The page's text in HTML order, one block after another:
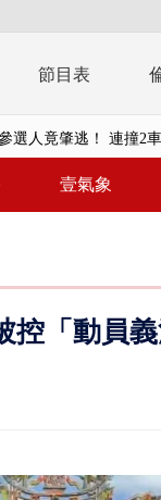
節目表
選人竟肇逃！ 連撞2車
擬桃煉油廠遭襲！ 出...
撞 小客車被撞爛駕
壹氣象
控「動員